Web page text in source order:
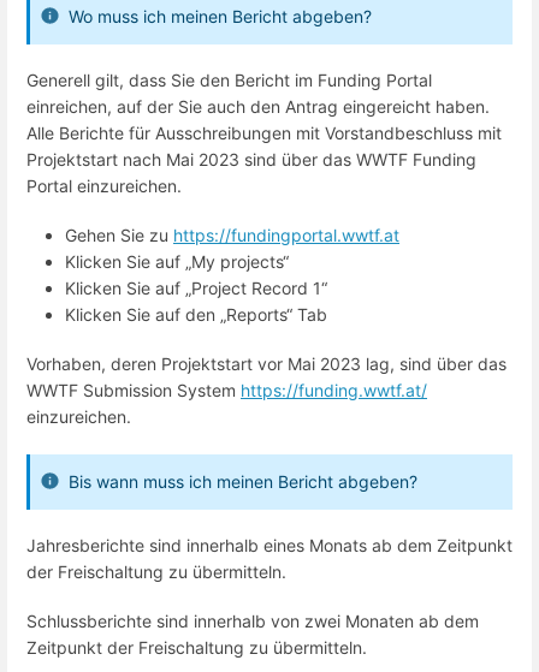
Wo muss ich meinen Bericht abgeben?
Generell gilt, dass Sie den Bericht im Funding Portal
einreichen, auf der Sie auch den Antrag eingereicht haben.
Alle Berichte für Ausschreibungen mit Vorstandbeschluss mit
Projektstart nach Mai 2023 sind über das WWTF Funding
Portal einzureichen.
Gehen Sie zu https://fundingportal.wwtf.at
Klicken Sie auf „My projects“
Klicken Sie auf „Project Record 1“
Klicken Sie auf den „Reports“ Tab
Vorhaben, deren Projektstart vor Mai 2023 lag, sind über das
WWTF Submission System https://funding.wwtf.at/
einzureichen.
Bis wann muss ich meinen Bericht abgeben?
Jahresberichte sind innerhalb eines Monats ab dem Zeitpunkt
der Freischaltung zu übermitteln.
Schlussberichte sind innerhalb von zwei Monaten ab dem
Zeitpunkt der Freischaltung zu übermitteln.